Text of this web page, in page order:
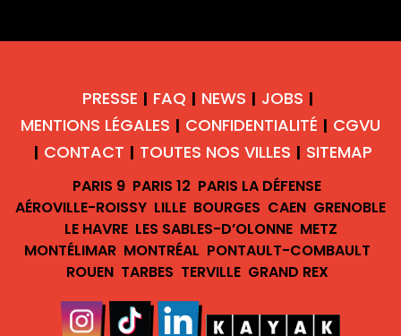
PRESSE | FAQ | NEWS | JOBS |
MENTIONS LÉGALES | CONFIDENTIALITÉ | CGVU
| CONTACT | TOUTES NOS VILLES | SITEMAP
PARIS 9 PARIS 12 PARIS LA DÉFENSE
AÉROVILLE-ROISSY LILLE BOURGES CAEN GRENOBLE
LE HAVRE LES SABLES-D’OLONNE METZ
MONTÉLIMAR MONTRÉAL PONTAULT-COMBAULT
ROUEN TARBES TERVILLE GRAND REX